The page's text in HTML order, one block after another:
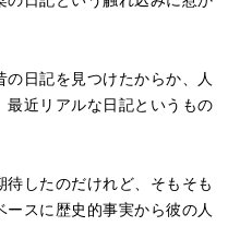
日記を見つけたからか、人
最近リアルな日記というもの
待したのだけれど、そもそも
スに歴史的事実から彼の人